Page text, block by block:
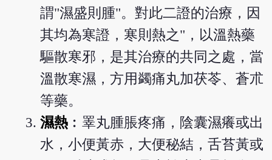
謂"濕盛則腫"。對此二證的治療，因
其均為寒證，寒則熱之"，以溫熱藥
驅散寒邪，是其治療的共同之處，當
溫散寒濕，方用蠲痛丸加茯苓、蒼朮
等藥。
濕熱 ︰睪丸腫脹疼痛，陰囊濕癢或出
水，小便黃赤，大便秘結，舌苔黃或